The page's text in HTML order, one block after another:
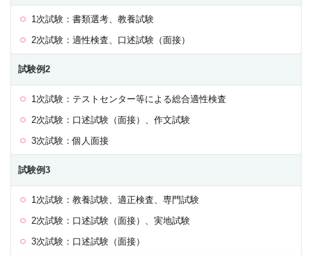
1次試験：書類選考、教養試験
2次試験：適性検査、口述試験（面接）
試験例2
1次試験：テストセンター等による総合適性検査
2次試験：口述試験（面接）、作文試験
3次試験：個人面接
試験例3
1次試験：教養試験、適正検査、専門試験
2次試験：口述試験（面接）、実地試験
3次試験：口述試験（面接）